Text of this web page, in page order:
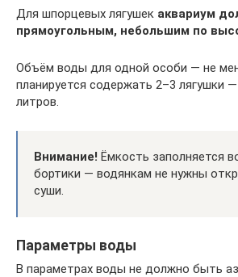
Для шпорцевых лягушек аквариум
прямоугольным, небольшим по
Объём воды для одной особи — не
планируется содержать 2–3 лягушки
литров.
Внимание! Ёмкость заполняется
бортики — водянкам не нужны
суши.
Параметры воды
В параметрах воды не должно быть